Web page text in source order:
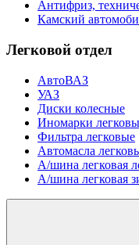
Антифриз,
Камский
Легковой отдел
АвтоВАЗ
УАЗ
Диски колесные
Иномарки
Фильтра легковые
Автомасла
А/шина легковая
А/шина легковая